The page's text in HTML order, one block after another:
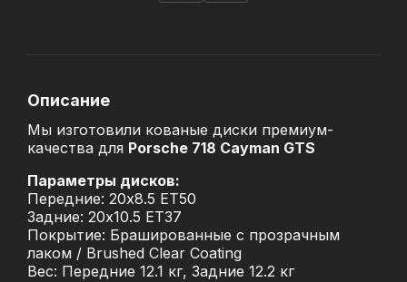
Описание
Мы изготовили кованые диски премиум-
качества для Porsche 718 Cayman GTS
Параметры дисков:
Передние: 20x8.5 ET50
Задние: 20x10.5 ET37
Покрытие: Брашированные с прозрачным
лаком / Brushed Clear Coating
Вес: Передние 12.1 кг, Задние 12.2 кг